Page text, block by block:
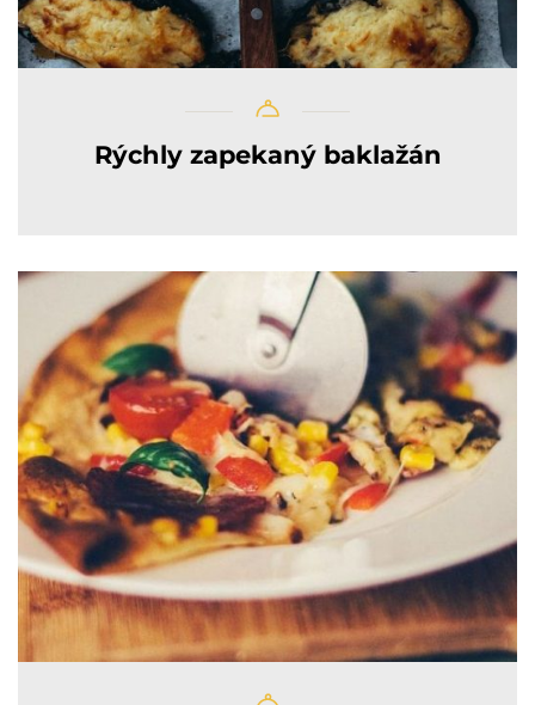
Rýchly zapekaný baklažán